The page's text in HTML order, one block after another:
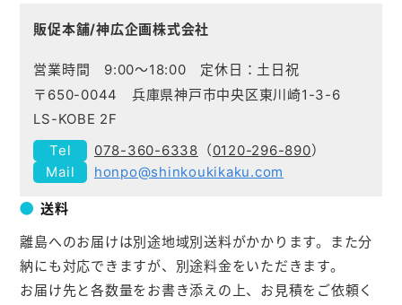
販促本舗/神広企画株式会社
営業時間 9:00～18:00 定休日：土日祝
〒650-0044 兵庫県神戸市中央区東川崎1-3-6
LS-KOBE 2F
078-360-6338 （0120-296-890）
honpo@shinkoukikaku.com
送料
離島へのお届けは別途地域別送料がかかります。また分
納にも対応できますが、別途料金をいただきます。
お届け先と各数量をお書き添えの上、お見積をご依頼く